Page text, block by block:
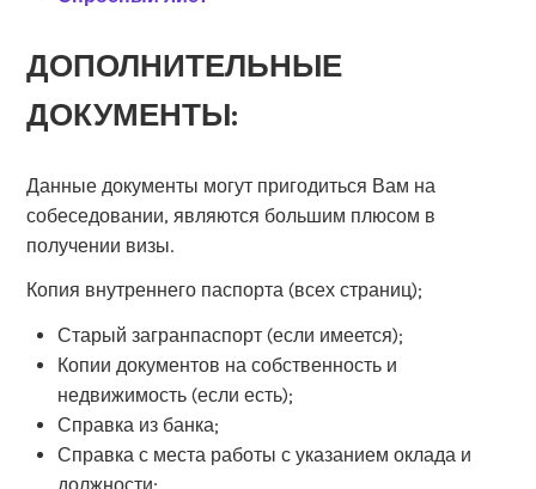
ДОПОЛНИТЕЛЬНЫЕ
ДОКУМЕНТЫ:
Данные документы могут пригодиться Вам на
собеседовании, являются большим плюсом в
получении визы.
Копия внутреннего паспорта (всех страниц);
Старый загранпаспорт (если имеется);
Копии документов на собственность и
недвижимость (если есть);
Справка из банка;
Справка с места работы с указанием оклада и